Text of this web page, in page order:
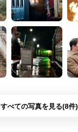
すべての写真を見る(8件)